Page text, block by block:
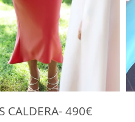
CALDERA- 490€